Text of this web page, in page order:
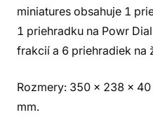
miniatures obsahuje 1
1 priehradku na Powr
frakcií a 6 priehradiek na
Rozmery: 350 x 238 x
mm.